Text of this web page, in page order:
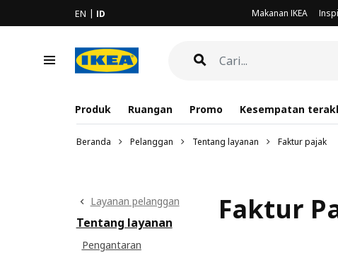
EN ID Makanan IKEA
Produk Ruangan Promo Kesempatan
Beranda Pelanggan Tentang layanan Faktur pajak
Layanan pelanggan
Tentang layanan
Pengantaran
Faktur